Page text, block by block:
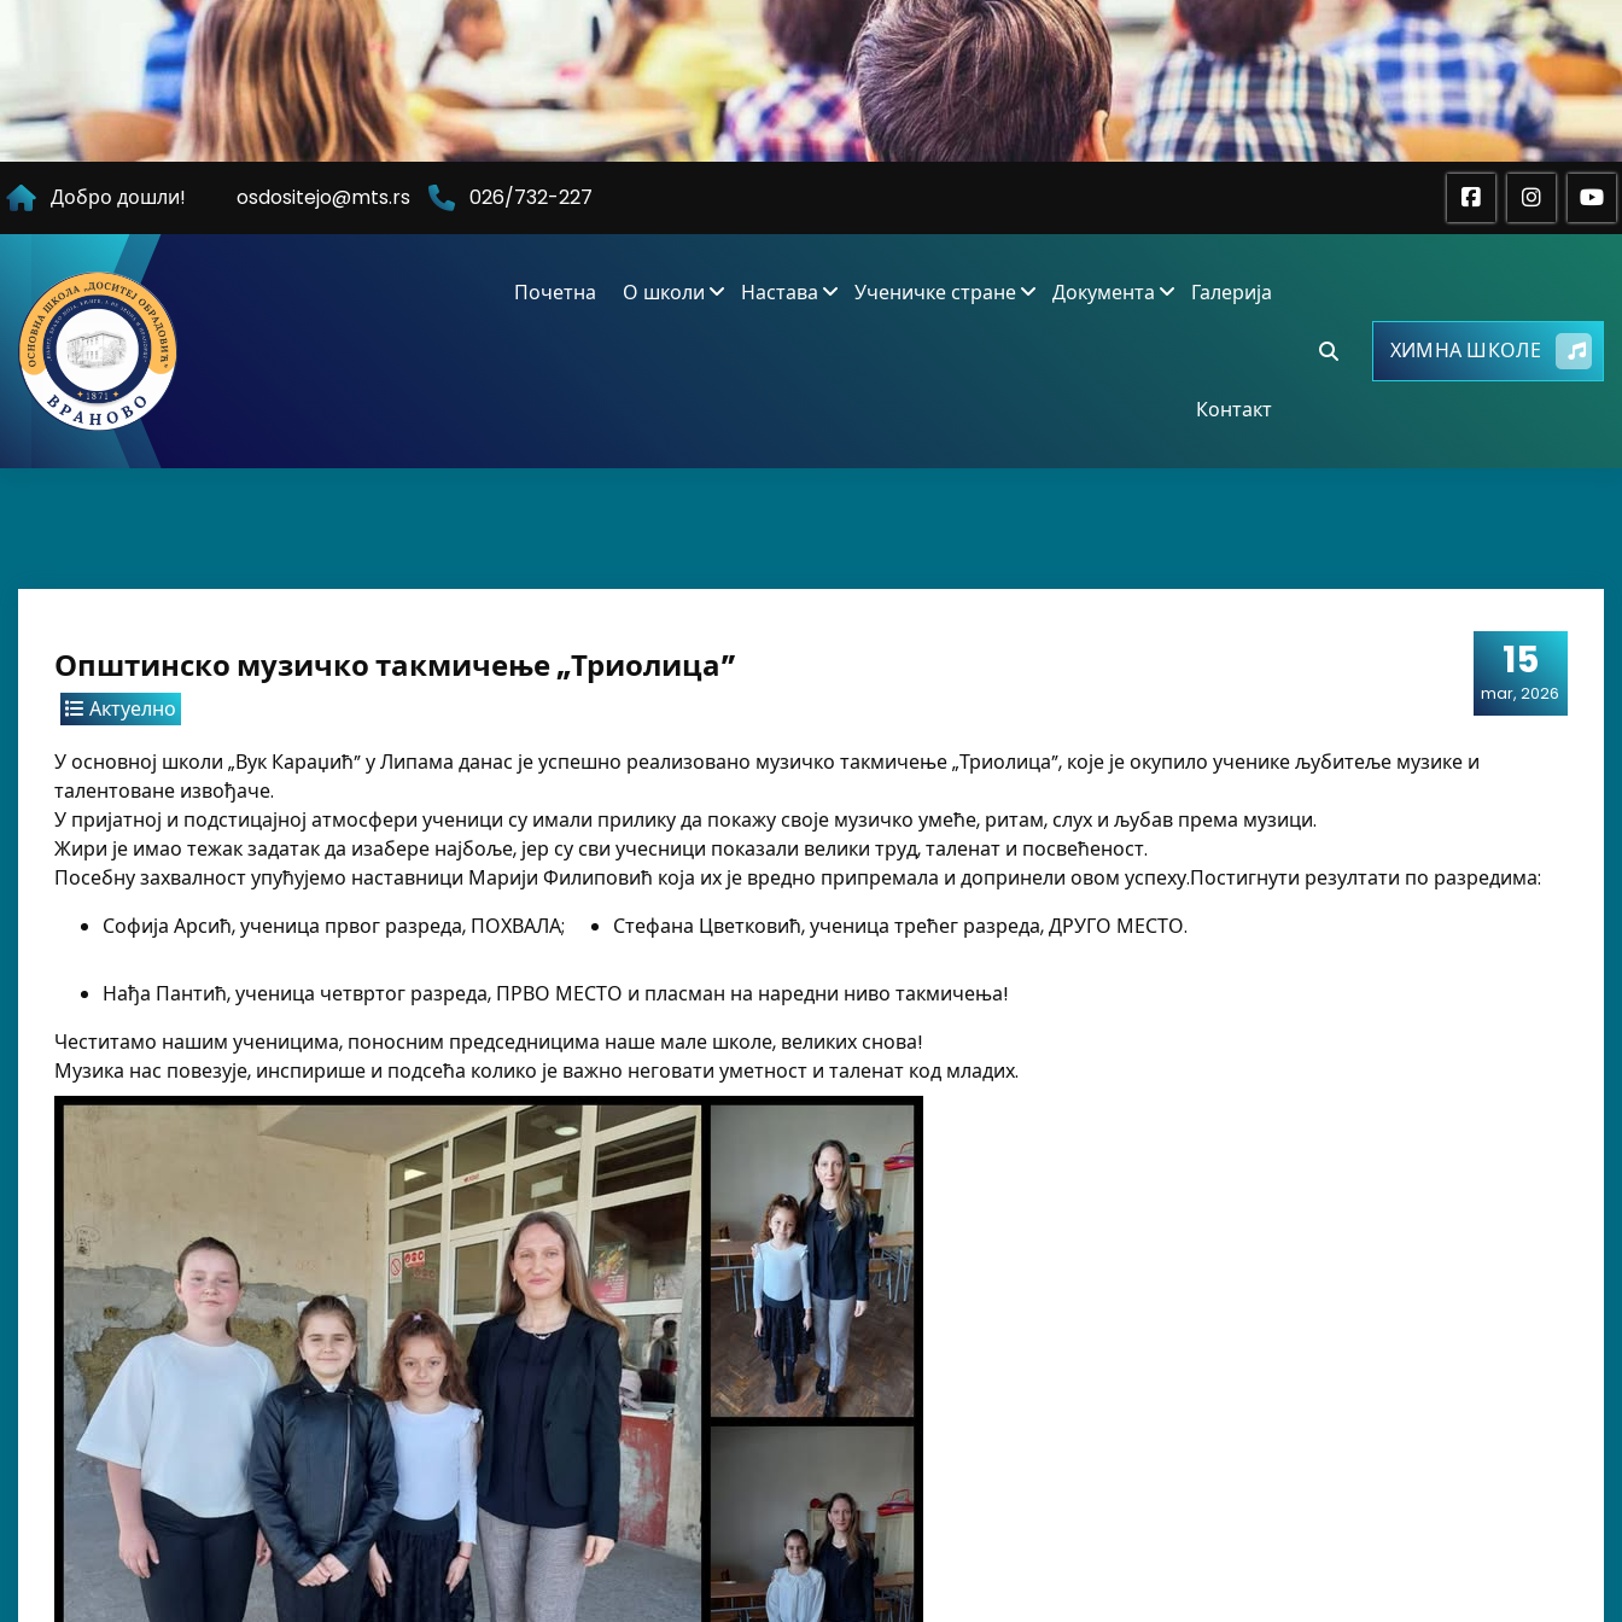
Добро дошли! osdositejo@mts.rs 026/732-227
Почетна О школи Настава Ученичке стране Документа Галерија
Контакт
ХИМНА ШКОЛЕ
15
mar, 2026
Општинско музичко такмичење „Триолица”
Актуелно
У основној школи „Вук Караџић” у Липама данас је успешно реализовано музичко такмичење „Триолица”, које је окупило ученике љубитеље музике и
талентоване извођаче.
У пријатној и подстицајној атмосфери ученици су имали прилику да покажу своје музичко умеће, ритам, слух и љубав према музици.
Жири је имао тежак задатак да изабере најбоље, јер су сви учесници показали велики труд, таленат и посвећеност.
Посебну захвалност упућујемо наставници Марији Филиповић која их је вредно припремала и допринели овом успеху.Постигнути резултати по разредима:
Софија Арсић, ученица првог разреда, ПОХВАЛА;
Стефана Цветковић, ученица трећег разреда, ДРУГО МЕСТО.
Нађа Пантић, ученица четвртог разреда, ПРВО МЕСТО и пласман на наредни ниво такмичења!
Честитамо нашим ученицима, поносним председницима наше мале школе, великих снова!
Музика нас повезује, инспирише и подсећа колико је важно неговати уметност и таленат код младих.